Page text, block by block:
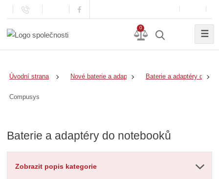
0
☰
Úvodní strana Nové baterie a adaptéry Baterie a adaptéry do
Compusys
Baterie a adaptéry do notebooků
Zobrazit popis kategorie